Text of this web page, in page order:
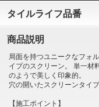
タイルライフ品番
商品説明
局面を持つユニークなフォ
イプのスクリーン。 単一材
のようで美しく印象的。
穴の開いたスクリーンタイ
【施工ポイント】